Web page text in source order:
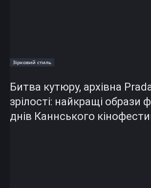
Зірковий стиль
Битва кутюру, архівна
зрілості: найкращі образи
днів Каннського